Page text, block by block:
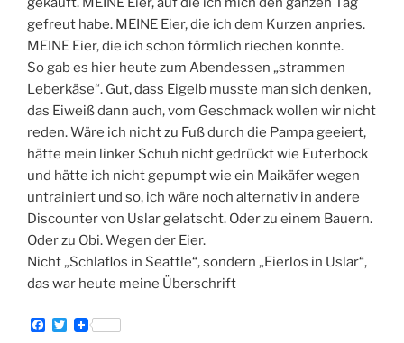
gefreut habe. MEINE Eier, die ich dem Kurzen anpries.
MEINE Eier, die ich schon förmlich riechen konnte.
So gab es hier heute zum Abendessen „strammen
Leberkäse“. Gut, dass Eigelb musste man sich denken,
das Eiweiß dann auch, vom Geschmack wollen wir nicht
reden. Wäre ich nicht zu Fuß durch die Pampa geeiert,
hätte mein linker Schuh nicht gedrückt wie Euterbock
und hätte ich nicht gepumpt wie ein Maikäfer wegen
untrainiert und so, ich wäre noch alternativ in andere
Discounter von Uslar gelatscht. Oder zu einem Bauern.
Oder zu Obi. Wegen der Eier.
Nicht „Schlaflos in Seattle“, sondern „Eierlos in Uslar“,
das war heute meine Überschrift
F
T